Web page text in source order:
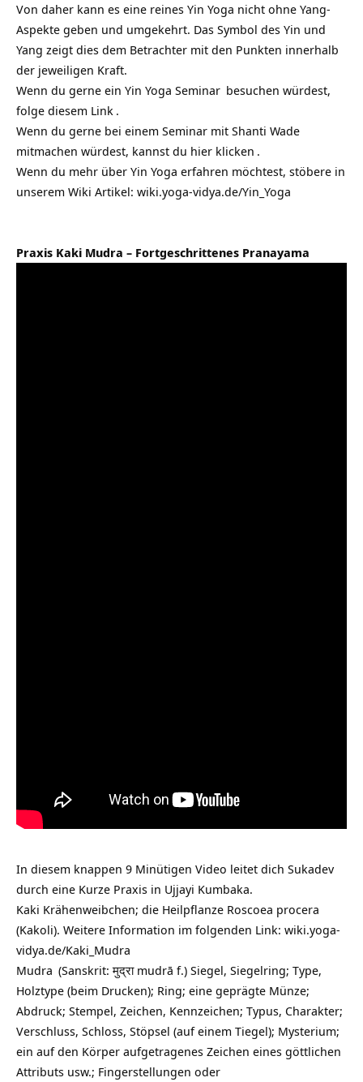
Von daher kann es eine reines Yin Yoga nicht ohne Yang-
Aspekte geben und umgekehrt. Das Symbol des Yin und
Yang zeigt dies dem Betrachter mit den Punkten innerhalb
der jeweiligen Kraft.
Wenn du gerne ein Yin Yoga Seminar besuchen würdest,
folge diesem Link .
Wenn du gerne bei einem Seminar mit Shanti Wade
mitmachen würdest, kannst du hier klicken .
Wenn du mehr über Yin Yoga erfahren möchtest, stöbere in
unserem Wiki Artikel: wiki.yoga-vidya.de/Yin_Yoga
Praxis Kaki Mudra – Fortgeschrittenes Pranayama
In diesem knappen 9 Minütigen Video leitet dich Sukadev
durch eine Kurze Praxis in Ujjayi Kumbaka.
Kaki Krähenweibchen; die Heilpflanze Roscoea procera
(Kakoli). Weitere Information im folgenden Link: wiki.yoga-
vidya.de/Kaki_Mudra
Mudra (Sanskrit: मुद्रा mudrā f.) Siegel, Siegelring; Type,
Holztype (beim Drucken); Ring; eine geprägte Münze;
Abdruck; Stempel, Zeichen, Kennzeichen; Typus, Charakter;
Verschluss, Schloss, Stöpsel (auf einem Tiegel); Mysterium;
ein auf den Körper aufgetragenes Zeichen eines göttlichen
Attributs usw.; Fingerstellungen oder